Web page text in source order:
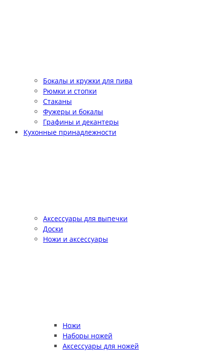
Бокалы и кружки для пива
Рюмки и стопки
Стаканы
Фужеры и бокалы
Графины и декантеры
Кухонные принадлежности
Аксессуары для выпечки
Доски
Ножи и аксессуары
Ножи
Наборы ножей
Аксессуары для ножей